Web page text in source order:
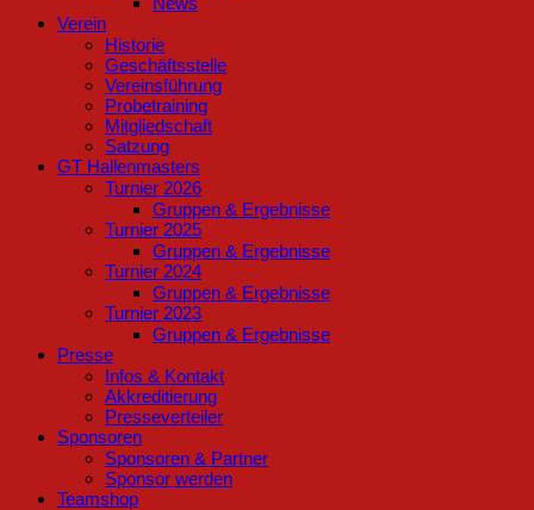
Verein
Historie
Geschäftsstelle
Vereinsführung
Probetraining
Mitgliedschaft
Satzung
GT Hallenmasters
Turnier 2026
Gruppen & Ergebnisse
Turnier 2025
Gruppen & Ergebnisse
Turnier 2024
Gruppen & Ergebnisse
Turnier 2023
Gruppen & Ergebnisse
Presse
Infos & Kontakt
Akkreditierung
Presseverteiler
Sponsoren
Sponsoren & Partner
Sponsor werden
Teamshop